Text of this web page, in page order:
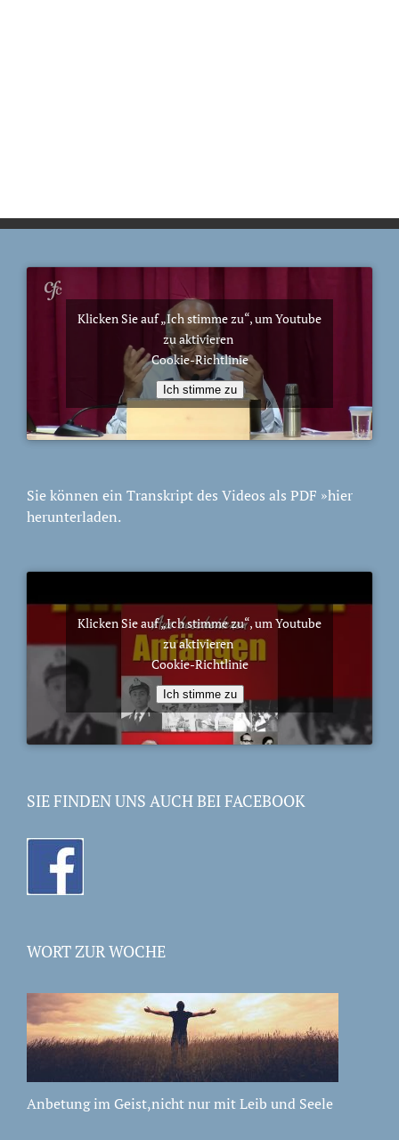
Klicken Sie auf „Ich stimme zu“, um Youtube
zu aktivieren
Cookie-Richtlinie
Ich stimme zu
Sie können ein Transkript des Videos als PDF »hier
herunterladen.
Klicken Sie auf „Ich stimme zu“, um Youtube
zu aktivieren
Cookie-Richtlinie
Ich stimme zu
SIE FINDEN UNS AUCH BEI FACEBOOK
WORT ZUR WOCHE
Anbetung im Geist,nicht nur mit Leib und Seele